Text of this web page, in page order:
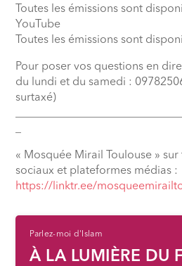
Toutes les émissions sont
YouTube
Toutes les émissions sont
Pour poser vos questions en
du lundi et du samedi :
surtaxé)
« Mosquée Mirail Toulouse »
sociaux et plateformes médias :
⁠https://linktr.ee/
Parlez-moi d'Islam
À LA LUMIÈRE DU